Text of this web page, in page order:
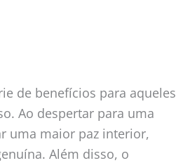
de benefícios para aqueles
Ao despertar para uma
uma maior paz interior,
Além disso, o